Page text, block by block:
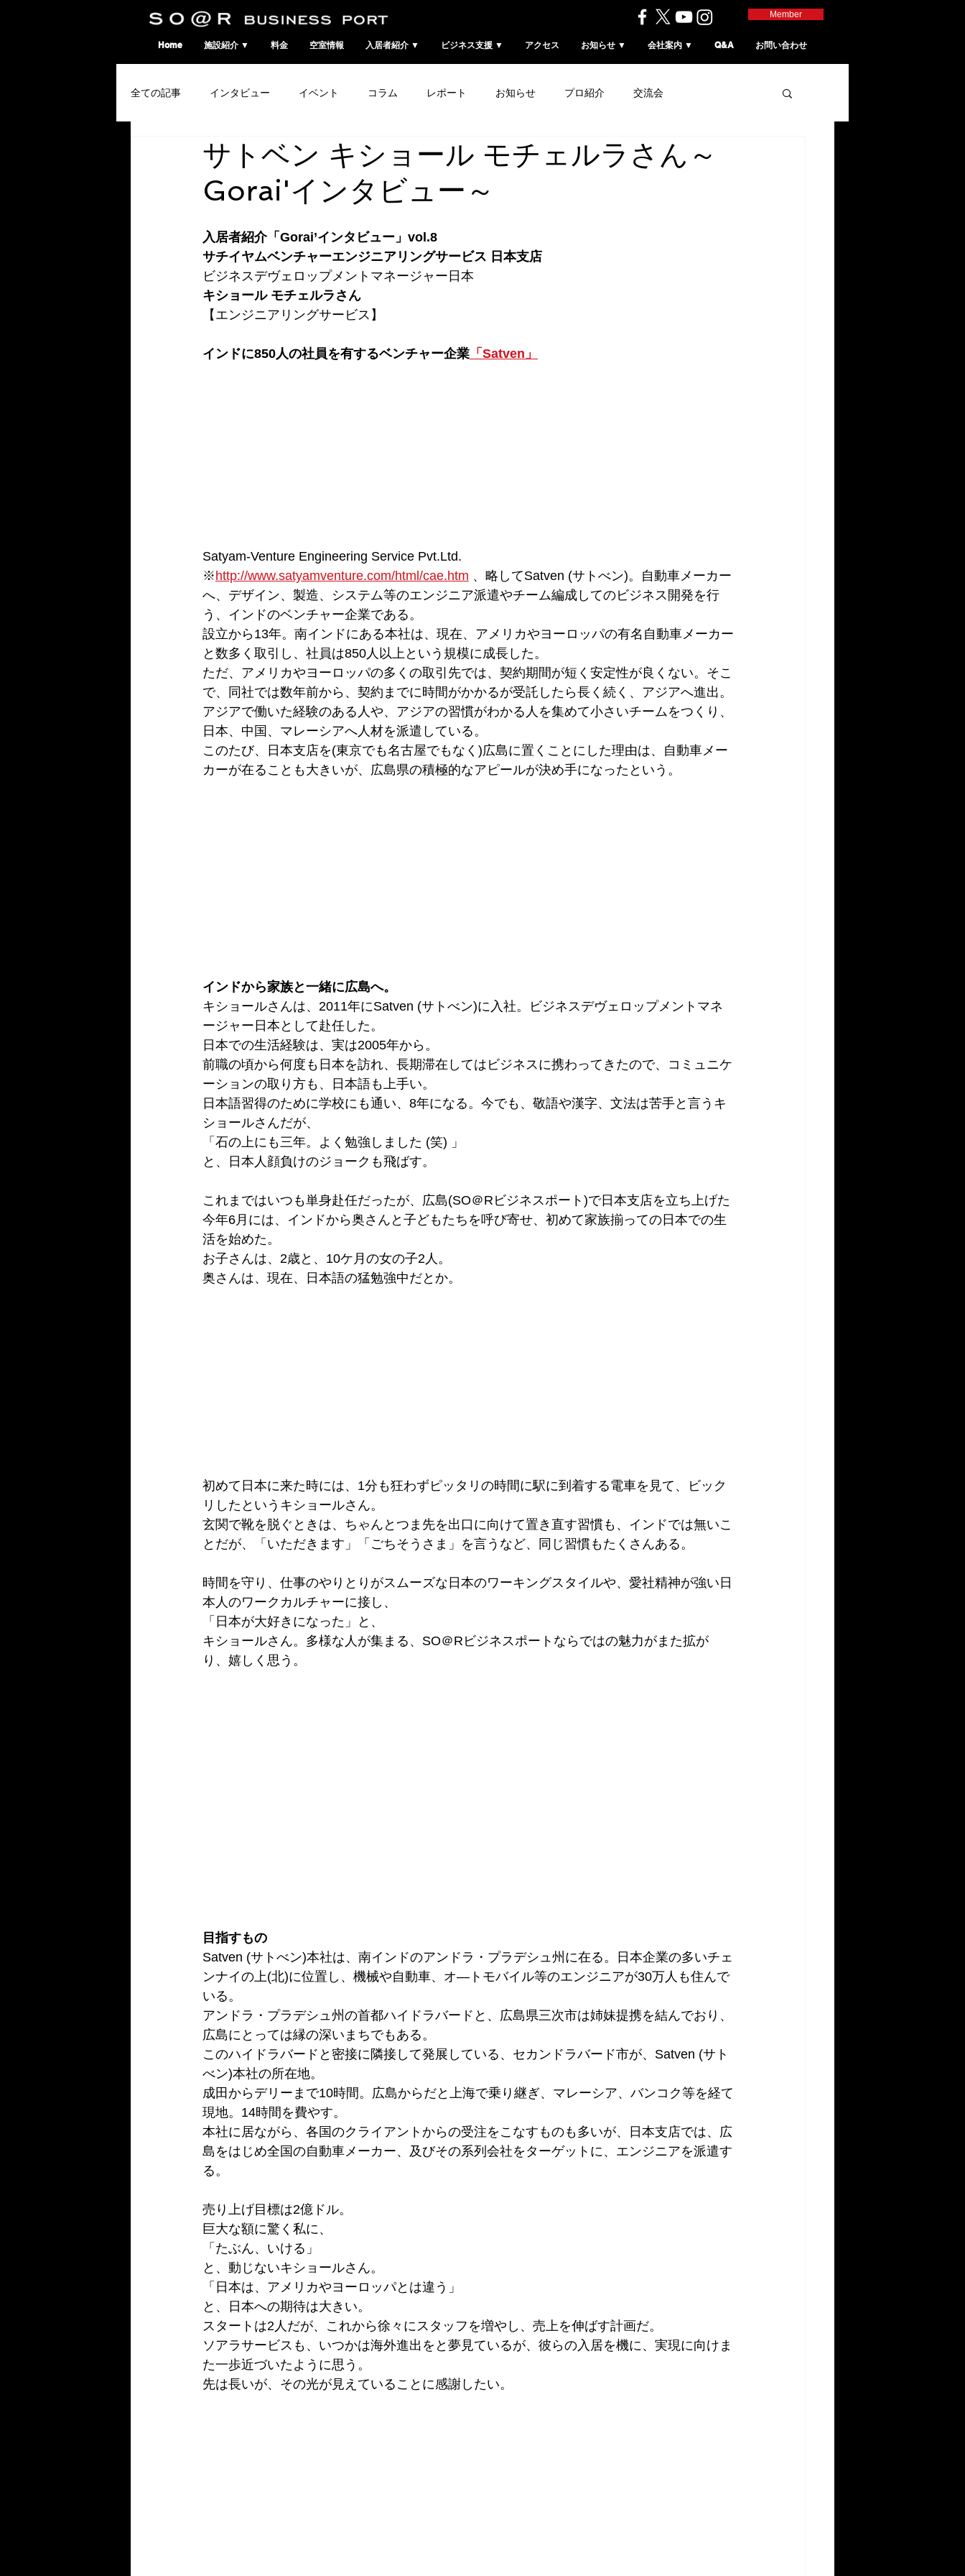
SO@Rビジネスポート｜広島市のシェアオフィス・コワーキングスペース Member
Home 施設紹介 ▼ 料金 空室情報 入居者紹介 ▼ ビジネス支援 ▼ アクセス お知らせ ▼ 会社案内 ▼ Q&A お問い合わせ
全ての記事 インタビュー イベント コラム レポート お知らせ プロ紹介 交流会
コワーキングウィーク
サトベン キショール モチェルラさん～
Gorai'インタビュー～
入居者紹介「Gorai’インタビュー」vol.8
サチイヤムベンチャーエンジニアリングサービス 日本支店
ビジネスデヴェロップメントマネージャー日本
キショール モチェルラさん
【エンジニアリングサービス】
インドに850人の社員を有するベンチャー企業 「Satven」
Satyam-Venture Engineering Service Pvt.Ltd.
※http://www.satyamventure.com/html/cae.htm 、略してSatven (サトべン)。自動車メーカー
へ、デザイン、製造、システム等のエンジニア派遣やチーム編成してのビジネス開発を行
う、インドのベンチャー企業である。
設立から13年。南インドにある本社は、現在、アメリカやヨーロッパの有名自動車メーカー
と数多く取引し、社員は850人以上という規模に成長した。
ただ、アメリカやヨーロッパの多くの取引先では、契約期間が短く安定性が良くない。そこ
で、同社では数年前から、契約までに時間がかかるが受託したら長く続く、アジアへ進出。
アジアで働いた経験のある人や、アジアの習慣がわかる人を集めて小さいチームをつくり、
日本、中国、マレーシアへ人材を派遣している。
このたび、日本支店を(東京でも名古屋でもなく)広島に置くことにした理由は、自動車メー
カーが在ることも大きいが、広島県の積極的なアピールが決め手になったという。
インドから家族と一緒に広島へ。
キショールさんは、2011年にSatven (サトべン)に入社。ビジネスデヴェロップメントマネ
ージャー日本として赴任した。
日本での生活経験は、実は2005年から。
前職の頃から何度も日本を訪れ、長期滞在してはビジネスに携わってきたので、コミュニケ
ーションの取り方も、日本語も上手い。
日本語習得のために学校にも通い、8年になる。今でも、敬語や漢字、文法は苦手と言うキ
ショールさんだが、
「石の上にも三年。よく勉強しました (笑) 」
と、日本人顔負けのジョークも飛ばす。
これまではいつも単身赴任だったが、広島(SO＠Rビジネスポート)で日本支店を立ち上げた
今年6月には、インドから奥さんと子どもたちを呼び寄せ、初めて家族揃っての日本での生
活を始めた。
お子さんは、2歳と、10ケ月の女の子2人。
奥さんは、現在、日本語の猛勉強中だとか。
初めて日本に来た時には、1分も狂わずピッタリの時間に駅に到着する電車を見て、ビック
リしたというキショールさん。
玄関で靴を脱ぐときは、ちゃんとつま先を出口に向けて置き直す習慣も、インドでは無いこ
とだが、「いただきます」「ごちそうさま」を言うなど、同じ習慣もたくさんある。
時間を守り、仕事のやりとりがスムーズな日本のワーキングスタイルや、愛社精神が強い日
本人のワークカルチャーに接し、
「日本が大好きになった」と、
キショールさん。多様な人が集まる、SO＠Rビジネスポートならではの魅力がまた拡が
り、嬉しく思う。
目指すもの
Satven (サトべン)本社は、南インドのアンドラ・プラデシュ州に在る。日本企業の多いチェ
ンナイの上(北)に位置し、機械や自動車、オ―トモバイル等のエンジニアが30万人も住んで
いる。
アンドラ・プラデシュ州の首都ハイドラバードと、広島県三次市は姉妹提携を結んでおり、
広島にとっては縁の深いまちでもある。
このハイドラバードと密接に隣接して発展している、セカンドラバード市が、Satven (サト
べン)本社の所在地。
成田からデリーまで10時間。広島からだと上海で乗り継ぎ、マレーシア、バンコク等を経て
現地。14時間を費やす。
本社に居ながら、各国のクライアントからの受注をこなすものも多いが、日本支店では、広
島をはじめ全国の自動車メーカー、及びその系列会社をターゲットに、エンジニアを派遣す
る。
売り上げ目標は2億ドル。
巨大な額に驚く私に、
「たぶん、いける」
と、動じないキショールさん。
「日本は、アメリカやヨーロッパとは違う」
と、日本への期待は大きい。
スタートは2人だが、これから徐々にスタッフを増やし、売上を伸ばす計画だ。
ソアラサービスも、いつかは海外進出をと夢見ているが、彼らの入居を機に、実現に向けま
た一歩近づいたように思う。
先は長いが、その光が見えていることに感謝したい。